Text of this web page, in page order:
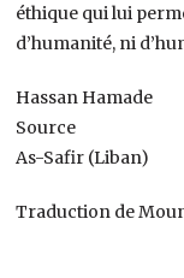
éthique qui lui
d’humanité, ni
Hassan Hamade
Source
As-Safir (Liban)
Traduction de